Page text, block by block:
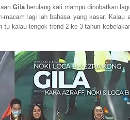
Gila berulang kali mampu dinobatkan
macam lagi lah bahasa yang kasar.
tu kalau tengok trend 2 ke 3 tahun